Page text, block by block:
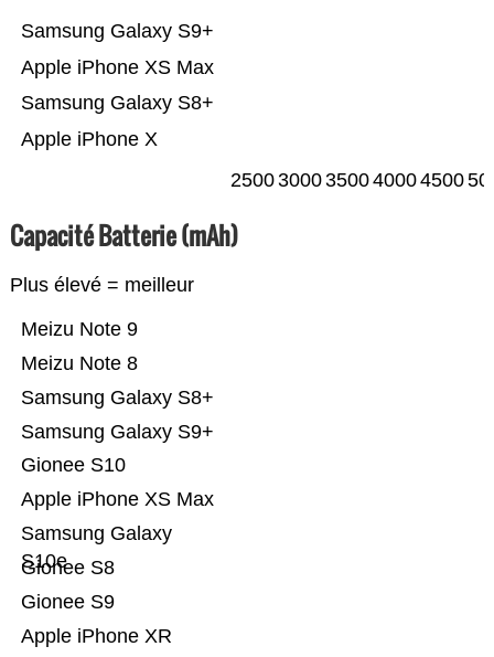
Apple iPhone X
Samsung Galaxy S8+
Apple iPhone XS Max
Samsung Galaxy S9+
25003000350040004500
Capacité Batterie (mAh)
Plus élevé = meilleur
Apple iPhone XR
Gionee S9
Gionee S8
Samsung Galaxy
S10e
Apple iPhone XS Max
Gionee S10
Samsung Galaxy S9+
Samsung Galaxy S8+
Meizu Note 8
Meizu Note 9